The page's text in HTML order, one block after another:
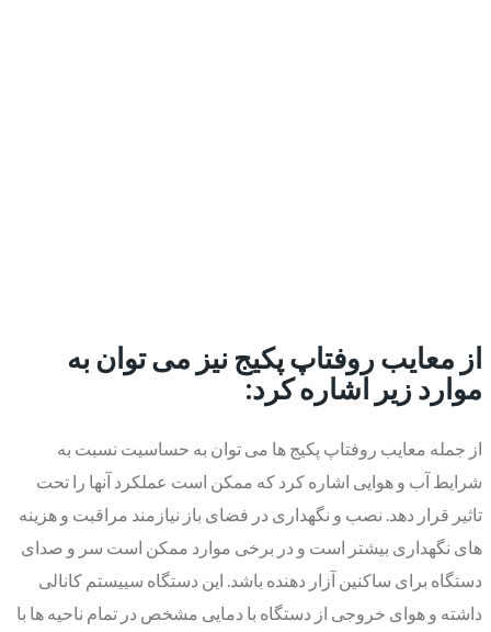
از معایب روفتاپ پکیج نیز می توان به
موارد زیر اشاره کرد:
از جمله معایب روفتاپ پکیج ها می توان به حساسیت نسبت به
شرایط آب و هوایی اشاره کرد که ممکن است عملکرد آنها را تحت
تاثیر قرار دهد. نصب و نگهداری در فضای باز نیازمند مراقبت و هزینه
های نگهداری بیشتر است و در برخی موارد ممکن است سر و صدای
دستگاه برای ساکنین آزار دهنده باشد. این دستگاه سییستم کانالی
داشته و هوای خروجی از دستگاه با دمایی مشخص در تمام ناحیه ها با